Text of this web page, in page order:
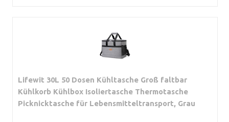
Lifewit 30L 50 Dosen Kühltasche Groß faltbar
Kühlkorb Kühlbox Isoliertasche Thermotasche
Picknicktasche für Lebensmitteltransport, Grau